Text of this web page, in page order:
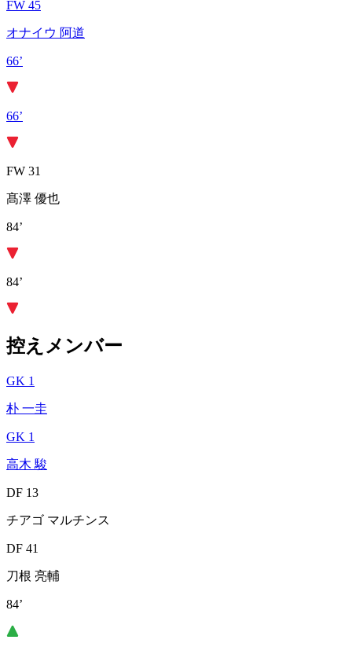
FW 45
オナイウ 阿道
66’
66’
FW 31
髙澤 優也
84’
84’
控えメンバー
GK 1
朴 一圭
GK 1
高木 駿
DF 13
チアゴ マルチンス
DF 41
刀根 亮輔
84’